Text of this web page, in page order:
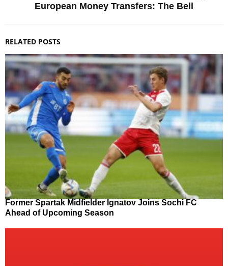
European Money Transfers: The Bell
RELATED POSTS
Former Spartak Midfielder Ignatov Joins Sochi FC
Ahead of Upcoming Season